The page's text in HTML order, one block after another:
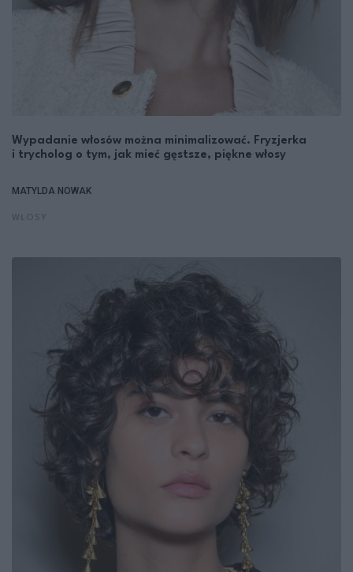
Wypadanie włosów można minimalizować. Fryzjerka
i trycholog o tym, jak mieć gęstsze, piękne włosy
MATYLDA NOWAK